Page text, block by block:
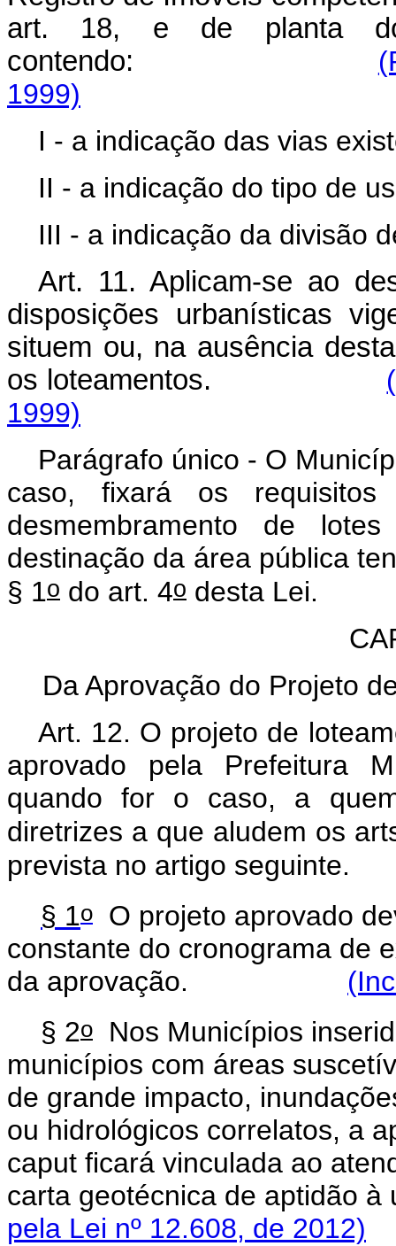
art. 18, e de planta
contendo:
1999)
I - a indicação das vias
II - a indicação do tipo de
III - a indicação da divisão
Art. 11. Aplicam-se ao
disposições urbanísticas
situem ou, na ausência
os loteamentos.
1999)
Parágrafo único - O
caso, fixará os
desmembramento de
destinação da área pública
§ 1o do art. 4o desta Lei.
Da Aprovação do Projeto
Art. 12. O projeto de
aprovado pela Prefeitura
quando for o caso, a
diretrizes a que aludem os
prevista no artigo seguinte.
§ 1o O projeto aprovado
constante do cronograma de
da aprovação.
§ 2o Nos Municípios
municípios com áreas
de grande impacto,
ou hidrológicos correlatos, a
caput ficará vinculada ao
carta geotécnica de
pela Lei nº 12.608, de 2012)